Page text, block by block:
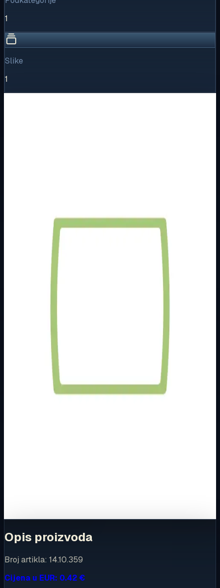
1
Slike
1
Metalka Majur
PODŽBUKNI PROGRAM
Podkategorija
STATUS
Način prikaza
Prezentacijski prikaz bez cijena, košarice, zaliha i
Broj artikla: 14.10.359 Cijena u EUR: 0.42 € Ugradnja:
Koristiti za montažu na mehanizme sa ukrasnim okvirom
ugrađene u zid u montažnu kutij…
Dostupno za kupnju u internetskoj trgovini Živić-
Opis proizvoda
Broj artikla: 14.10.359
Cijena u EUR: 0.42 €